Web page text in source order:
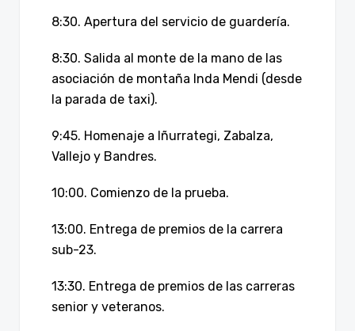
8:30. Apertura del servicio de guardería.
8:30. Salida al monte de la mano de las
asociación de montaña Inda Mendi (desde
la parada de taxi).
9:45. Homenaje a Iñurrategi, Zabalza,
Vallejo y Bandres.
10:00. Comienzo de la prueba.
13:00. Entrega de premios de la carrera
sub-23.
13:30. Entrega de premios de las carreras
senior y veteranos.